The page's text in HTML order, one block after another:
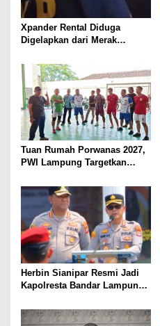
Xpander Rental Diduga
Digelapkan dari Merak
Pengemudinya Prajurit TNI
AL
Tuan Rumah Porwanas 2027,
PWI Lampung Targetkan
Herbin Sianipar Resmi Jadi
Kapolresta Bandar Lampung,
Prioritas